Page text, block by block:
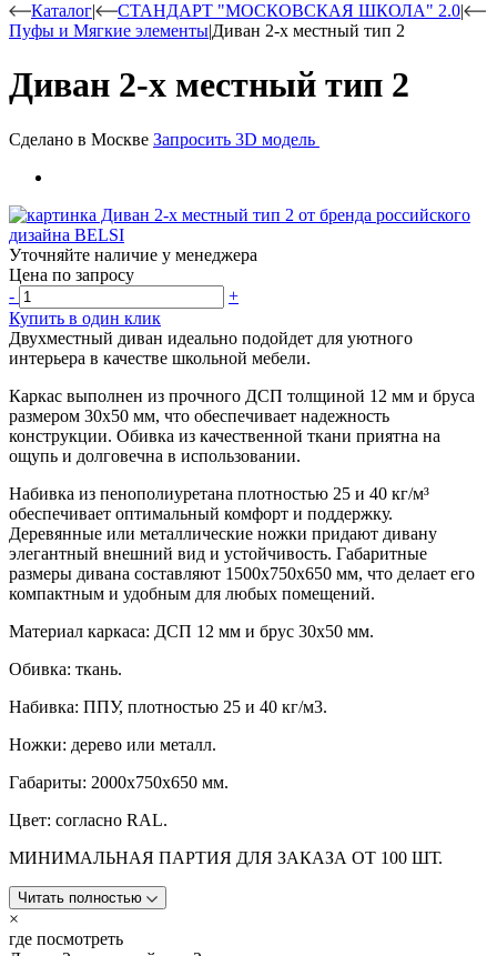
Каталог| СТАНДАРТ "МОСКОВСКАЯ ШКОЛА" 2.0|
Пуфы и Мягкие элементы|Диван 2-х местный тип 2
Диван 2-х местный тип 2
Сделано в Москве Запросить 3D модель
Уточняйте наличие у менеджера
Цена по запросу
-
+
Купить в один клик
Двухместный диван идеально подойдет для уютного
интерьера в качестве школьной мебели.
Каркас выполнен из прочного ДСП толщиной 12 мм и бруса
размером 30х50 мм, что обеспечивает надежность
конструкции. Обивка из качественной ткани приятна на
ощупь и долговечна в использовании.
Набивка из пенополиуретана плотностью 25 и 40 кг/м³
обеспечивает оптимальный комфорт и поддержку.
Деревянные или металлические ножки придают дивану
элегантный внешний вид и устойчивость. Габаритные
размеры дивана составляют 1500х750х650 мм, что делает его
компактным и удобным для любых помещений.
Материал каркаса: ДСП 12 мм и брус 30х50 мм.
Обивка: ткань.
Набивка: ППУ, плотностью 25 и 40 кг/м3.
Ножки: дерево или металл.
Габариты: 2000х750х650 мм.
Цвет: согласно RAL.
МИНИМАЛЬНАЯ ПАРТИЯ ДЛЯ ЗАКАЗА ОТ 100 ШТ.
Читать полностью
×
где посмотреть